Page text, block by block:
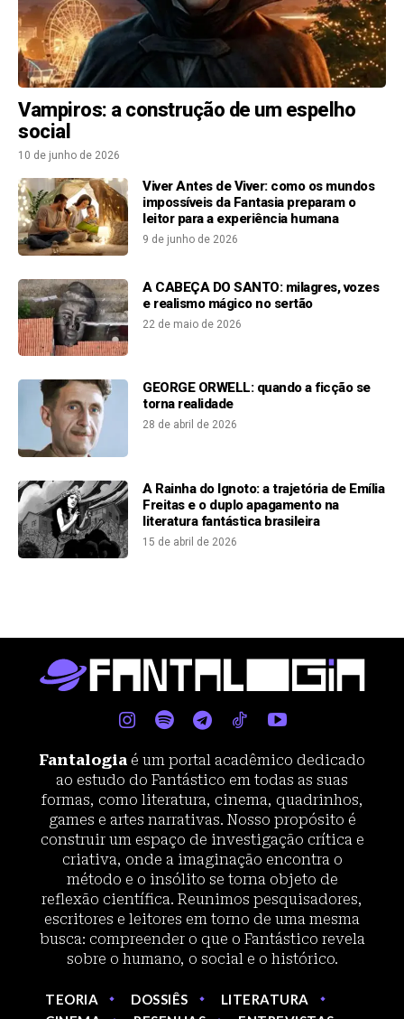
Vampiros: a construção de um espelho
social
10 de junho de 2026
Viver Antes de Viver: como os mundos
impossíveis da Fantasia preparam o
leitor para a experiência humana
9 de junho de 2026
A CABEÇA DO SANTO: milagres, vozes
e realismo mágico no sertão
22 de maio de 2026
GEORGE ORWELL: quando a ficção se
torna realidade
28 de abril de 2026
A Rainha do Ignoto: a trajetória de Emília
Freitas e o duplo apagamento na
literatura fantástica brasileira
15 de abril de 2026
Fantalogia é um portal acadêmico dedicado
ao estudo do Fantástico em todas as suas
formas, como literatura, cinema, quadrinhos,
games e artes narrativas. Nosso propósito é
construir um espaço de investigação crítica e
criativa, onde a imaginação encontra o
método e o insólito se torna objeto de
reflexão científica. Reunimos pesquisadores,
escritores e leitores em torno de uma mesma
busca: compreender o que o Fantástico revela
sobre o humano, o social e o histórico.
TEORIA DOSSIÊS
LITERATURA